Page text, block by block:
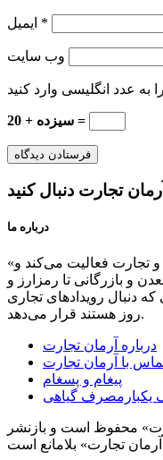
*
وب‌ سایت
20 + سیزده =
درباره ما
«و تجارت فعالیت می‌کند و
و بازرگانی تا رمزارز و
دنبال رویدادهای تجاری
روز هستند قرار می‌دهد.
درباره آرمان تجارت
با آرمان تجارت
پیغام و پسغام
گیاهی
محفوظ است و بازنشر